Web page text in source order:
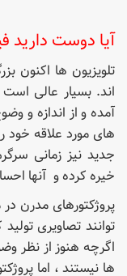
آیا دوست دارید
تلویزیون ها اکنون
اند. بسیار عالی
آمده و از اندازه و
های مورد علاقه خود
جدید نیز زمانی
خیره کرده و آنها
پروژکتورهای مدرن
توانند تصاویری
اگرچه هنوز از نظر
ها نیستند ، اما